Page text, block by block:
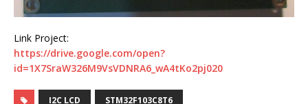
Link Project:
https://drive.google.com/open?
id=1X7SraW326M9VsVDNRA6_wA4tKo2pj020
I2C LCD STM32F103C8T6